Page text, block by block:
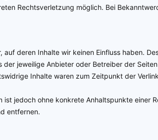
Rechtsverletzung möglich. Bei
deren Inhalte wir keinen Einfluss haben.
jeweilige Anbieter oder Betreiber der
Inhalte waren zum Zeitpunkt der
ist jedoch ohne konkrete Anhaltspunkte einer
entfernen.